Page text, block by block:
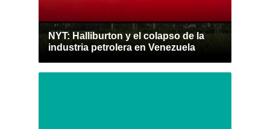
NYT: Halliburton y el colapso de la
industria petrolera en Venezuela